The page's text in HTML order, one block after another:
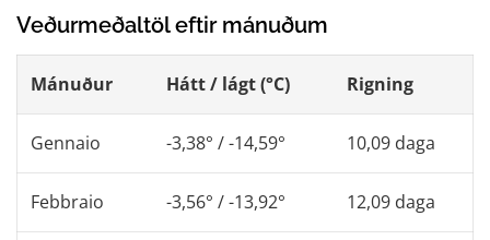
Veðurmeðaltöl eftir mánuðum
Mánuður Hátt / lágt (°C) Rigning
Gennaio -3,38° / -14,59° 10,09 daga
Febbraio -3,56° / -13,92° 12,09 daga